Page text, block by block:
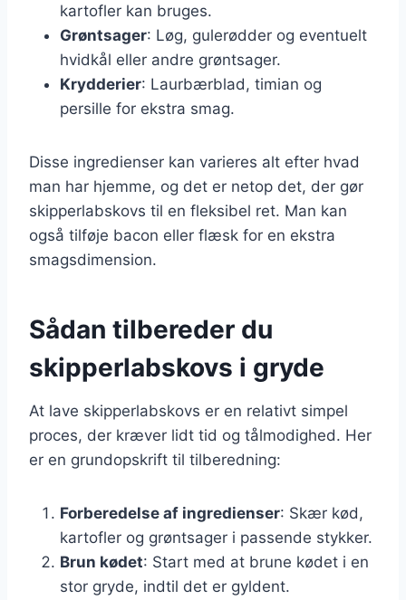
kartofler kan bruges.
Grøntsager: Løg, gulerødder og eventuelt
hvidkål eller andre grøntsager.
Krydderier: Laurbærblad, timian og
persille for ekstra smag.
Disse ingredienser kan varieres alt efter hvad
man har hjemme, og det er netop det, der gør
skipperlabskovs til en fleksibel ret. Man kan
også tilføje bacon eller flæsk for en ekstra
smagsdimension.
Sådan tilbereder du
skipperlabskovs i gryde
At lave skipperlabskovs er en relativt simpel
proces, der kræver lidt tid og tålmodighed. Her
er en grundopskrift til tilberedning:
Forberedelse af ingredienser: Skær kød,
kartofler og grøntsager i passende stykker.
Brun kødet: Start med at brune kødet i en
stor gryde, indtil det er gyldent.